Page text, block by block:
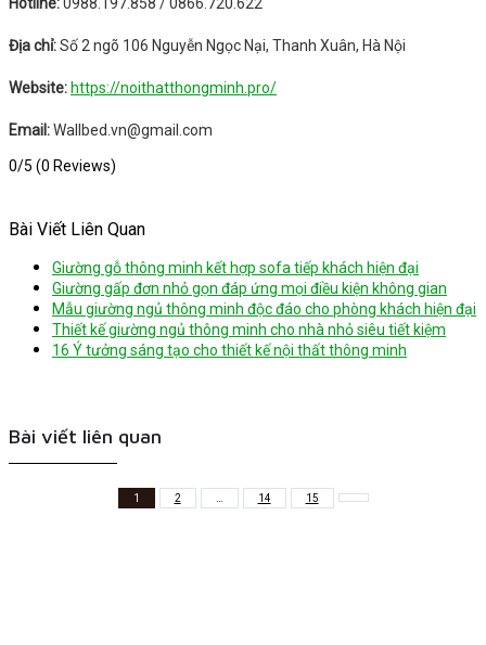
Địa chỉ:Số 2 ngõ 106 Nguyễn Ngọc Nại, Thanh Xuân, Hà Nội
Website:https://noithatthongminh.pro/
Email:Wallbed.vn@gmail.com
0/5 (0 Reviews)
Bài Viết Liên Quan
Giường gỗ thông minh kết hợp sofa tiếp khách hiện đại
Giường gấp đơn nhỏ gọn đáp ứng mọi điều kiện không gian
Mẫu giường ngủ thông minh độc đáo cho phòng khách hiện đại
Thiết kế giường ngủ thông minh cho nhà nhỏ siêu tiết kiệm
16 Ý tưởng sáng tạo cho thiết kế nội thất thông minh
Bài viết liên quan
1 2 14 15